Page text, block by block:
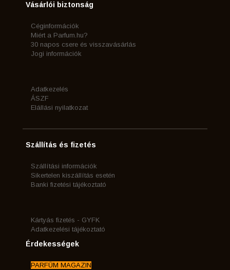
Vásárlói biztonság
Céginformációk
Miért a Parfum.hu?
30 napos csere és visszavásárlás
Jogi információk
Adatkezelés
ÁSZF
Elállási nyilatkozat
Szállítás és fizetés
Szállítási információk
Sikertelen kiszállítás esetén
Banki fizetési tájékoztató
Kártyás fizetés - GYFK
Adatkezelési tájékoztató
Érdekességek
PARFÜM MAGAZIN